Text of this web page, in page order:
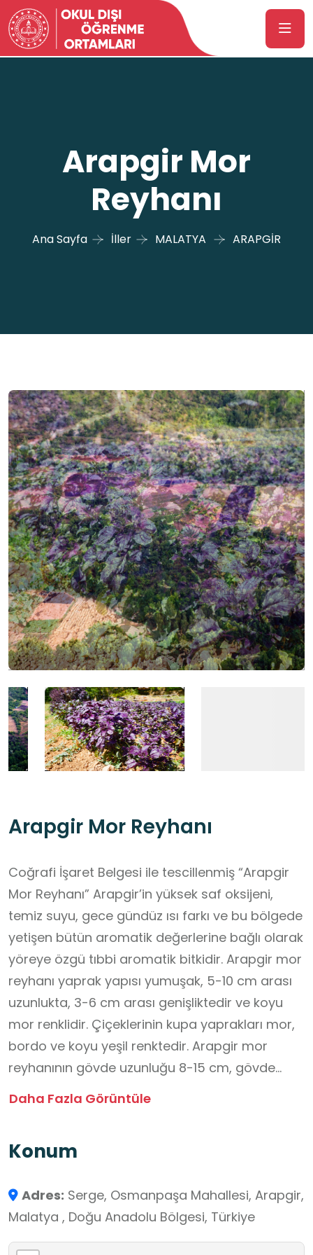
Arapgir Mor
Reyhanı
Ana Sayfa İller MALATYA ARAPGİR
Arapgir Mor Reyhanı
Coğrafi İşaret Belgesi ile tescillenmiş “Arapgir
Mor Reyhanı” Arapgir’in yüksek saf oksijeni,
temiz suyu, gece gündüz ısı farkı ve bu bölgede
yetişen bütün aromatik değerlerine bağlı olarak
yöreye özgü tıbbi aromatik bitkidir. Arapgir mor
reyhanı yaprak yapısı yumuşak, 5-10 cm arası
uzunlukta, 3-6 cm arası genişliktedir ve koyu
mor renklidir. Çiçeklerinin kupa yaprakları mor,
bordo ve koyu yeşil renktedir. Arapgir mor
reyhanının gövde uzunluğu 8-15 cm, gövde
çapları ise 1-1,5 cm civarındadır. Gövde renkleri
yöreye özgü bir genotip olup tamamı mor
başka bölgelerde yapılan yetiştiricilik
uygulamalarında bitkinin mor rengini kaybettiği,
aromasının azaldığı gözlemlenmiştir. Arapgir
Daha Fazla Görüntüle
Konum
Adres: Serge, Osmanpaşa Mahallesi, Arapgir,
Malatya , Doğu Anadolu Bölgesi, Türkiye